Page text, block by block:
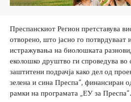
Преспанскиот Регион претставува
отворено, што јасно го потврдуваат
истражувања на биолошката
еколошко друштво ги спроведува во
заштитени подрачја како дел од
зелена и сина Преспа“, финансиран
рамки на програмата „ЕУ за Преспа“.